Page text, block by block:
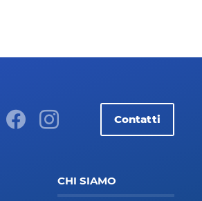
Contatti
CHI SIAMO